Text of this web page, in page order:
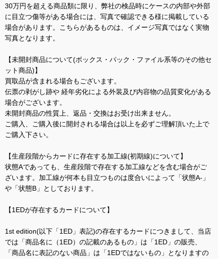
30万円を超える商品類に限り、弊社の検品時にケースの内部や外部
に目立つ傷等がある場合には、写真で確認できる様に掲載している
場合があります。こちらがあるものは、イメージ写真ではなく実物
写真となります。
【未開封商品について(ボックス・パック・ファイル系等のその他セ
ット商品)】
買取品が含まれる場合もございます。
伝票の剥がし跡や 経年劣化による外装及び内容物の品質変化がある
場合がございます。
未開封商品の性質上、返品・交換はお受け出来ません。
ご購入、ご購入後に開封される場合は以上を必ずご理解頂いた上で
ご購入下さい。
【生産段階からカードに存在する加工線(初期線)について】
状態Aであっても、生産段階で存在する加工線などを含む場合がご
ざいます。加工線が何本も目立つものは度合いによって「状態A-」
や「状態B」としております。
【1EDが存在するカードについて】
1st edition(以下「1ED」表記)の存在するカードにつきまして、当店
では「商品名に（1ED）の記載のあるもの」は「1ED」の販売、
「商品名に表記のない商品」は「1EDではないもの」となりますの